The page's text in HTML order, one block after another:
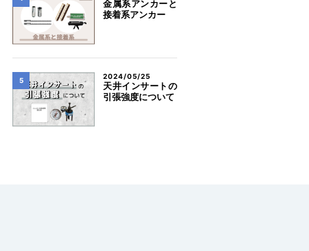
金属系アンカーと
接着系アンカー
2024/05/25
天井インサートの
引張強度について